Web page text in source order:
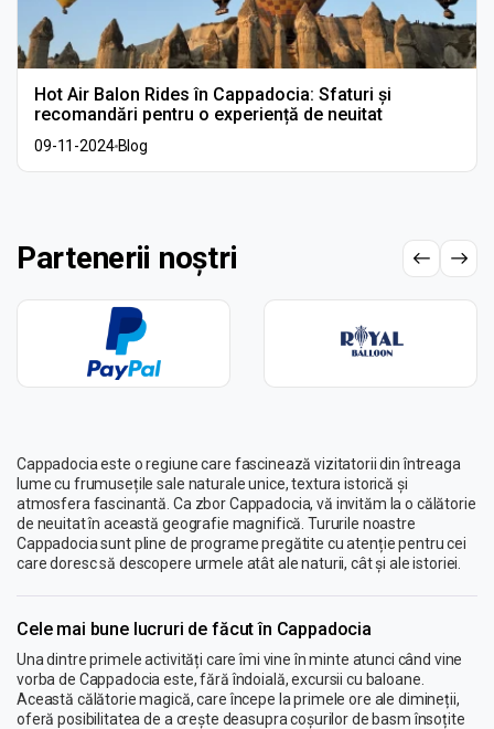
Hot Air Balon Rides în Cappadocia: Sfaturi și
recomandări pentru o experiență de neuitat
09-11-2024Blog
Partenerii noștri
Cappadocia este o regiune care fascinează vizitatorii din întreaga
lume cu frumusețile sale naturale unice, textura istorică și
atmosfera fascinantă. Ca zbor Cappadocia, vă invităm la o călătorie
de neuitat în această geografie magnifică. Tururile noastre
Cappadocia sunt pline de programe pregătite cu atenție pentru cei
care doresc să descopere urmele atât ale naturii, cât și ale istoriei.
Cele mai bune lucruri de făcut în Cappadocia
Una dintre primele activități care îmi vine în minte atunci când vine
vorba de Cappadocia este, fără îndoială, excursii cu baloane.
Această călătorie magică, care începe la primele ore ale dimineții,
oferă posibilitatea de a crește deasupra coșurilor de basm însoțite